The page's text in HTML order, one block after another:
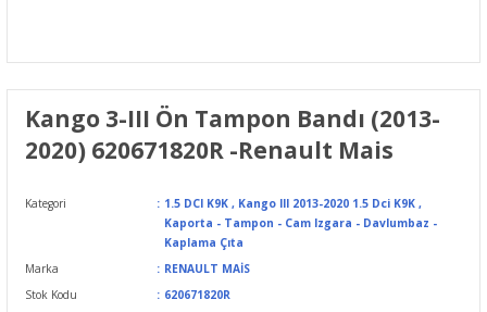
Kango 3-III Ön Tampon Bandı (2013-
2020) 620671820R -Renault Mais
Kategori 1.5 DCI K9K , Kango III 2013-2020 1.5 Dci K9K ,
Kaporta - Tampon - Cam Izgara - Davlumbaz -
Kaplama Çıta
Marka
RENAULT MAİS
Stok Kodu
620671820R